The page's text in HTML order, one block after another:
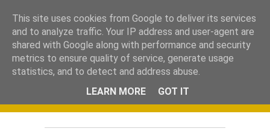
Okiem Obiektywu.
This site uses cookies from Google to deliver its services
and to analyze traffic. Your IP address and user-agent are
shared with Google along with performance and security
metrics to ensure quality of service, generate usage
statistics, and to detect and address abuse.
LEARN MORE
GOT IT